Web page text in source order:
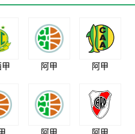
甲 阿甲 阿甲